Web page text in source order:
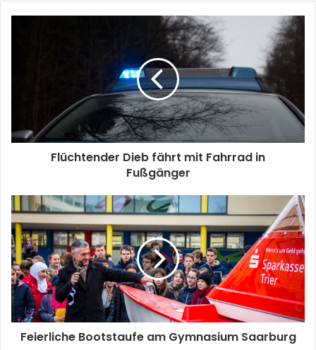
Flüchtender Dieb fährt mit Fahrrad in
Fußgänger
Feierliche Bootstaufe am Gymnasium Saarburg